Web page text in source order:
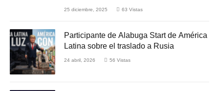
25 diciembre, 2025 63 Vistas
Participante de Alabuga Start de América
Latina sobre el traslado a Rusia
24 abril, 2026 56 Vistas